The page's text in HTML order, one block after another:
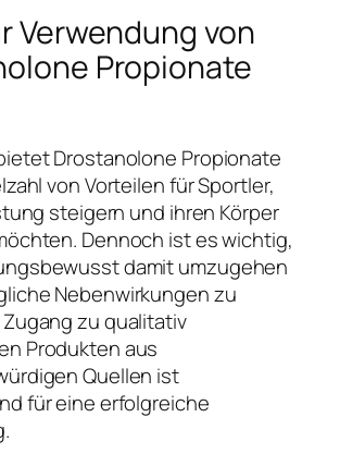
Verwendung von
Propionate
Drostanolone Propionate
von Vorteilen für Sportler,
steigern und ihren Körper
Dennoch ist es wichtig,
damit umzugehen
Nebenwirkungen zu
zu qualitativ
Produkten aus
Quellen ist
für eine erfolgreiche